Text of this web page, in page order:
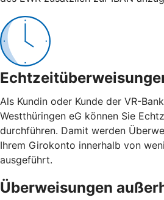
Als Kundin oder Kunde der VR-
Westthüringen eG können Sie
durchführen. Damit werden
Ihrem Girokonto innerhalb von
ausgeführt.
Überweisungen